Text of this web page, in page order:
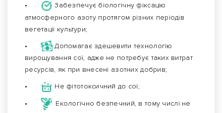
•
Забезпечує біологічну фіксацію
атмосферного азоту протягом різних періодів
вегетації культури;
•
Допомагає здешевити технологію
вирощування сої, адже не потребує таких витрат
ресурсів, як при внесені азотних добрив;
•
Не фітотоксичний до сої;
•
Екологічно безпечний, в тому числі не